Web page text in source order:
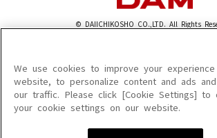
© DAIICHIKOSHO CO.,LTD. All Rights
このサイトに掲載されている一切の文章・画像・写真・動画
を問わず、著作権法の定める範囲を超えて無断で複製、転載
を禁じます。
楽曲及びコンテンツは、機種によりご利用いただけない場合
楽曲及びコンテンツの配信日、配信内容が変更になる場合が
We use cookies to improve your
website, to personalize content and ads
our traffic. Please click [Cookie Settings] to
your cookie settings on our website.